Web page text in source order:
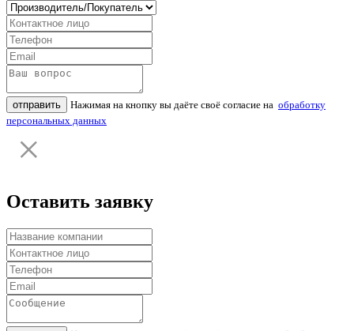
отправить Нажимая на кнопку вы даёте своё согласие на обработку
персональных данных
Оставить заявку